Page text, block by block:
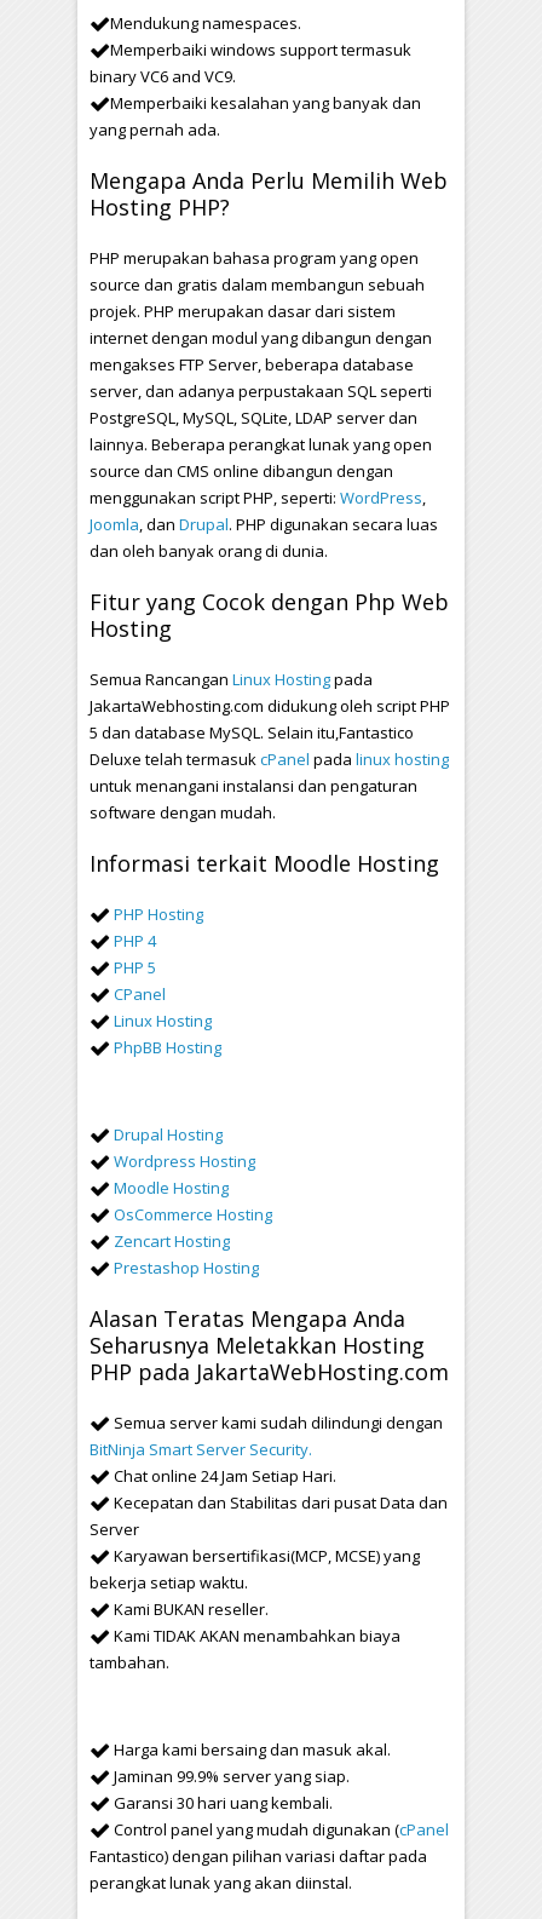
Mendukung namespaces.
Memperbaiki windows support termasuk
binary VC6 and VC9.
Memperbaiki kesalahan yang banyak dan
yang pernah ada.
Mengapa Anda Perlu Memilih Web
Hosting PHP?
PHP merupakan bahasa program yang open
source dan gratis dalam membangun sebuah
projek. PHP merupakan dasar dari sistem
internet dengan modul yang dibangun dengan
mengakses FTP Server, beberapa database
server, dan adanya perpustakaan SQL seperti
PostgreSQL, MySQL, SQLite, LDAP server dan
lainnya. Beberapa perangkat lunak yang open
source dan CMS online dibangun dengan
menggunakan script PHP, seperti: WordPress,
Joomla, dan Drupal. PHP digunakan secara luas
dan oleh banyak orang di dunia.
Fitur yang Cocok dengan Php Web
Hosting
Semua Rancangan Linux Hostingpada
JakartaWebhosting.com didukung oleh script PHP
5 dan database MySQL. Selain itu,Fantastico
Deluxe telah termasukcPanel pada linux hosting
untuk menangani instalansi dan pengaturan
software dengan mudah.
Informasi terkait Moodle Hosting
PHP Hosting
PHP 4
PHP 5
CPanel
Linux Hosting
PhpBB Hosting
Drupal Hosting
Wordpress Hosting
Moodle Hosting
OsCommerce Hosting
Zencart Hosting
Prestashop Hosting
Alasan Teratas Mengapa Anda
Seharusnya Meletakkan Hosting
PHP pada JakartaWebHosting.com
Semua server kami sudah dilindungi dengan
BitNinja Smart Server Security.
Chat online 24 Jam Setiap Hari.
Kecepatan dan Stabilitas dari pusat Data dan
Server
Karyawan bersertifikasi(MCP, MCSE) yang
bekerja setiap waktu.
Kami BUKAN reseller.
Kami TIDAK AKAN menambahkan biaya
tambahan.
Harga kami bersaing dan masuk akal.
Jaminan 99.9% server yang siap.
Garansi 30 hari uang kembali.
Control panel yang mudah digunakan (cPanel
Fantastico) dengan pilihan variasi daftar pada
perangkat lunak yang akan diinstal.